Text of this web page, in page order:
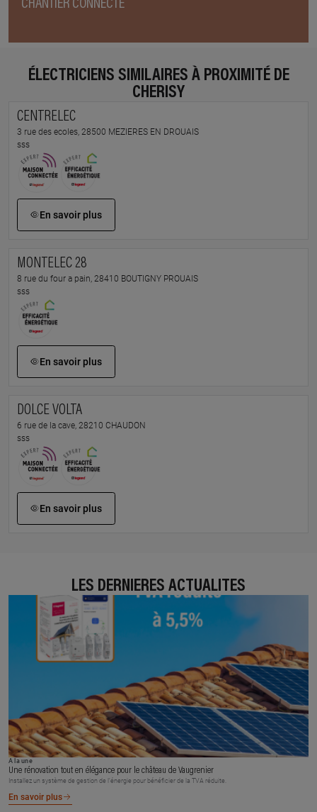
CHANTIER CONNECTÉ
ÉLECTRICIENS SIMILAIRES À PROXIMITÉ DE
CHERISY
CENTRELEC
3 rue des ecoles, 28500 MEZIERES EN DROUAIS
sss
En savoir plus
MONTELEC 28
8 rue du four a pain, 28410 BOUTIGNY PROUAIS
sss
En savoir plus
DOLCE VOLTA
6 rue de la cave, 28210 CHAUDON
sss
En savoir plus
LES DERNIÈRES ACTUALITÉS
À la une
Une rénovation tout en élégance pour le château de Vaugrenier
Installez un système de gestion de l’énergie pour bénéficier de la TVA réduite.
En savoir plus